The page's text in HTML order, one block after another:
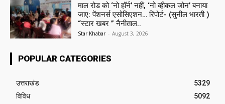
माल रोड को ‘नो हॉर्न’ नहीं, ‘नो व्हीकल जोन’ बनाया
जाए: पेंशनर्स एसोसिएशन… रिपोर्ट- (सुनील भारती )
“स्टार खबर ” नैनीताल..
Star Khabar - August 3, 2026
POPULAR CATEGORIES
उत्तराखंड
5329
विविध
5092